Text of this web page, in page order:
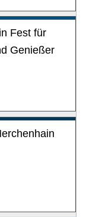
Fest für
Genießer